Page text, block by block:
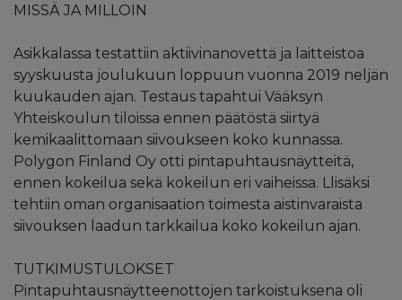
MISSÄ JA MILLOIN
Asikkalassa testattiin aktiivinanovettä ja laitteistoa
syyskuusta joulukuun loppuun vuonna 2019 neljän
kuukauden ajan. Testaus tapahtui Vääksyn
Yhteiskoulun tiloissa ennen päätöstä siirtyä
kemikaalittomaan siivoukseen koko kunnassa.
Polygon Finland Oy otti pintapuhtausnäytteitä,
ennen kokeilua sekä kokeilun eri vaiheissa. Llisäksi
tehtiin oman organisaation toimesta aistinvaraista
siivouksen laadun tarkkailua koko kokeilun ajan.
TUTKIMUSTULOKSET
Pintapuhtausnäytteenottojen tarkoistuksena oli